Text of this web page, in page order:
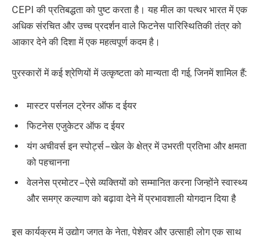
CEPI की प्रतिबद्धता को पुष्ट करता है। यह मील का पत्थर भारत में एक
अधिक संरचित और उच्च प्रदर्शन वाले फिटनेस पारिस्थितिकी तंत्र को
आकार देने की दिशा में एक महत्वपूर्ण कदम है।
पुरस्कारों में कई श्रेणियों में उत्कृष्टता को मान्यता दी गई, जिनमें शामिल हैं:
मास्टर पर्सनल ट्रेनर ऑफ द ईयर
फिटनेस एजुकेटर ऑफ द ईयर
यंग अचीवर्स इन स्पोर्ट्स – खेल के क्षेत्र में उभरती प्रतिभा और क्षमता
को पहचानना
वेलनेस प्रमोटर – ऐसे व्यक्तियों को सम्मानित करना जिन्होंने स्वास्थ्य
और समग्र कल्याण को बढ़ावा देने में प्रभावशाली योगदान दिया है
इस कार्यक्रम में उद्योग जगत के नेता, पेशेवर और उत्साही लोग एक साथ